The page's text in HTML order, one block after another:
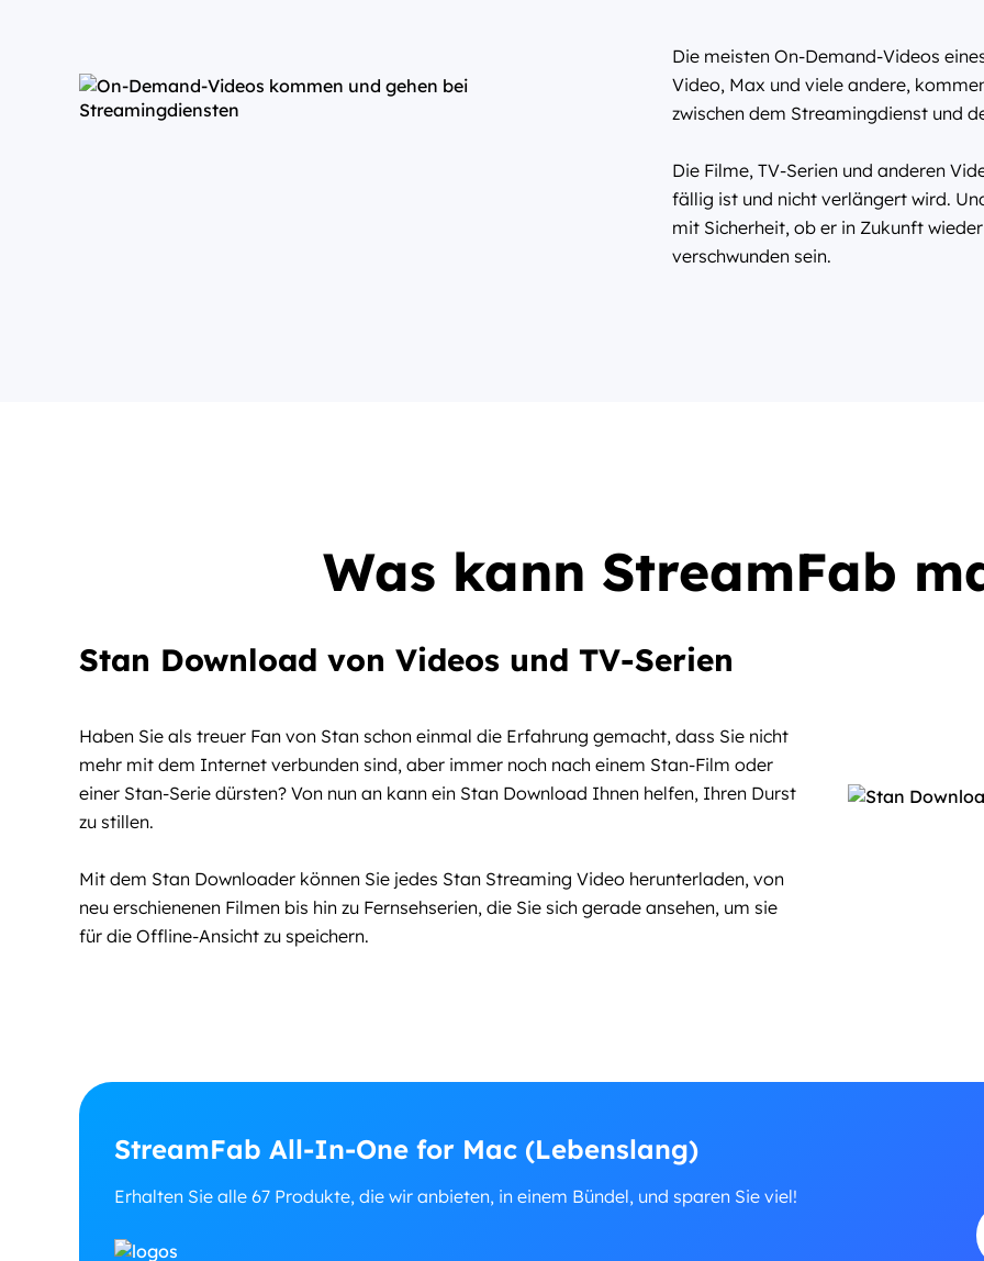
Die meisten On-Demand-Videos
Video, Max und viele andere,
zwischen dem Streamingdienst und
Die Filme, TV-Serien und anderen
fällig ist und nicht verlängert wird.
mit Sicherheit, ob er in Zukunft
verschwunden sein.
Was kann StreamFab
Stan Download von Videos und TV-Serien
Haben Sie als treuer Fan von Stan schon einmal die Erfahrung gemacht, dass Sie nicht
mehr mit dem Internet verbunden sind, aber immer noch nach einem Stan-Film oder
einer Stan-Serie dürsten? Von nun an kann ein Stan Download Ihnen helfen, Ihren Durst
zu stillen.
Mit dem Stan Downloader können Sie jedes Stan Streaming Video herunterladen, von
neu erschienenen Filmen bis hin zu Fernsehserien, die Sie sich gerade ansehen, um sie
für die Offline-Ansicht zu speichern.
StreamFab All-In-One for Mac (Lebenslang)
Erhalten Sie alle 67 Produkte, die wir anbieten, in einem Bündel, und sparen Sie viel!